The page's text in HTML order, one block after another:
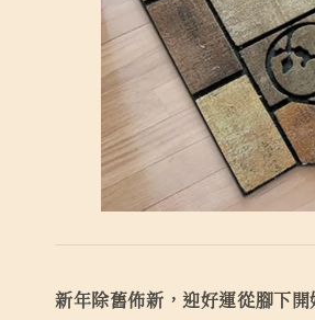
新年除舊佈新，迎好運從腳下